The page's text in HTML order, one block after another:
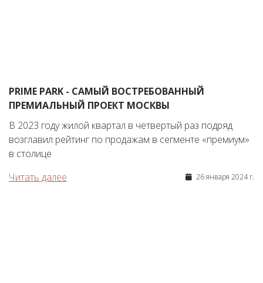
PRIME PARK - САМЫЙ ВОСТРЕБОВАННЫЙ
ПРЕМИАЛЬНЫЙ ПРОЕКТ МОСКВЫ
В 2023 году жилой квартал в четвертый раз подряд
возглавил рейтинг по продажам в сегменте «премиум»
в столице
Читать далее
26 января 2024 г.